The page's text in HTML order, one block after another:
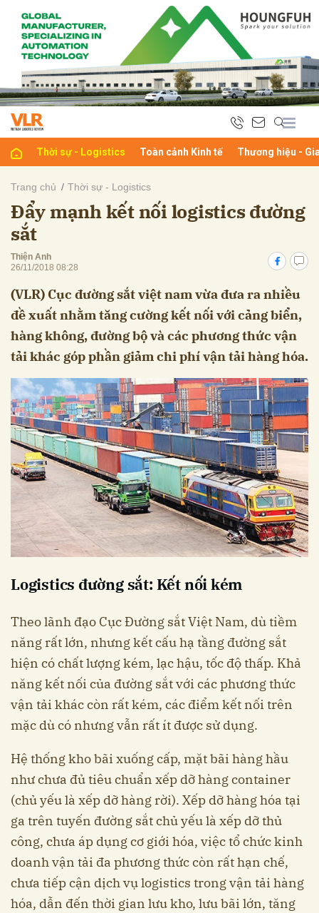
Thời sự - Logistics Toàn cảnh Kinh tế Thương hiệu -
Trang chủ Thời sự - Logistics
Đẩy mạnh kết nối logistics đường
sắt
Thiện Anh
26/11/2018 08:28
(VLR) Cục đường sắt việt nam vừa đưa ra nhiều
đề xuất nhằm tăng cường kết nối với cảng biển,
hàng không, đường bộ và các phương thức vận
tải khác góp phần giảm chi phí vận tải hàng hóa.
Logistics đường sắt: Kết nối kém
Theo lãnh đạo Cục Đường sắt Việt Nam, dù tiềm
năng rất lớn, nhưng kết cấu hạ tầng đường sắt
hiện có chất lượng kém, lạc hậu, tốc độ thấp. Khả
năng kết nối của đường sắt với các phương thức
vận tải khác còn rất kém, các điểm kết nối trên
mặc dù có nhưng vẫn rất ít được sử dụng.
Hệ thống kho bãi xuống cấp, mặt bãi hàng hầu
như chưa đủ tiêu chuẩn xếp dỡ hàng container
(chủ yếu là xếp dỡ hàng rời). Xếp dỡ hàng hóa tại
ga trên tuyến đường sắt chủ yếu là xếp dỡ thủ
công, chưa áp dụng cơ giới hóa, việc tổ chức kinh
doanh vận tải đa phương thức còn rất hạn chế,
chưa tiếp cận dịch vụ logistics trong vận tải hàng
hóa, dẫn đến thời gian lưu kho, lưu bãi lớn, tăng
luận
Hủy